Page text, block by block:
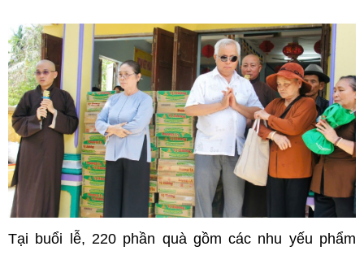
Tại buổi lễ, 220 phần quà gồm các nhu yếu phẩm